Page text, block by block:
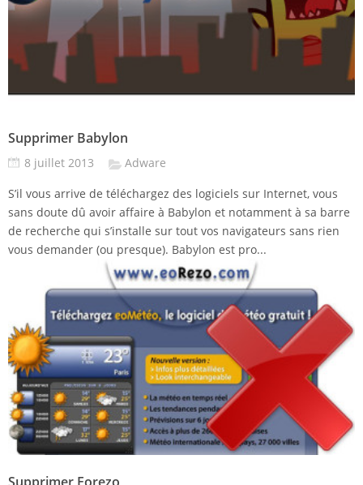
Supprimer Babylon
8 juillet 2013
Adware
S’il vous arrive de téléchargez des logiciels sur Internet, vous
sans doute dû avoir affaire à Babylon et notamment à sa barre
de recherche qui s’installe sur tout vos navigateurs sans rien
vous demander (ou presque). Babylon est pro...